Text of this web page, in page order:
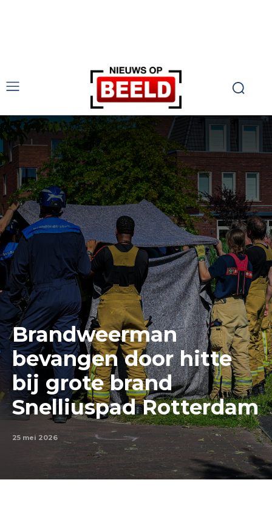
Brandweerman
bevangen door hitte
bij grote brand
Snelliuspad Rotterdam
25 mei 2026